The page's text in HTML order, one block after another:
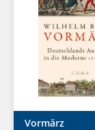
Vormärz